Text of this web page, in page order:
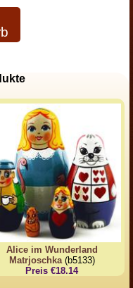
Alice im Wunderland
Matrjoschka(b5133)
Preis €18.14